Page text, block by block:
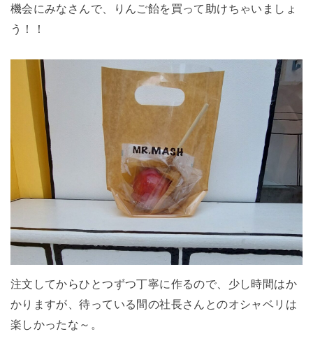
機会にみなさんで、りんご飴を買って助けちゃいましょ
う！！
注文してからひとつずつ丁寧に作るので、少し時間はか
かりますが、待っている間の社長さんとのオシャベリは
楽しかったな～。